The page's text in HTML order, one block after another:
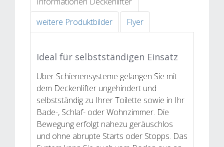
weitere Produktbilder
Flyer
Ideal für selbstständigen Einsatz
Über Schienensysteme gelangen Sie mit
dem Deckenlifter ungehindert und
selbstständig zu Ihrer Toilette sowie in Ihr
Bade-, Schlaf- oder Wohnzimmer. Die
Bewegung erfolgt nahezu geräuschlos
und ohne abrupte Starts oder Stopps. Das